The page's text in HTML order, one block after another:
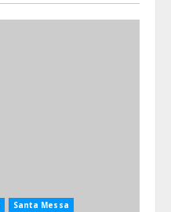
Santa Messa